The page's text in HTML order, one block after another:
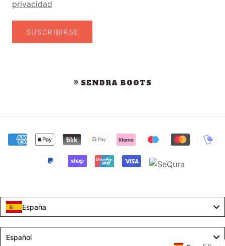
privacidad
SUSCRIBIRSE
© SENDRA BOOTS
España
Español